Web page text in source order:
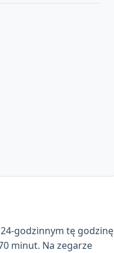
godzinnym tę godzinę
minut. Na zegarze